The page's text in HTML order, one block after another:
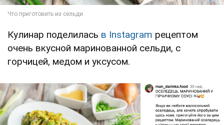
Кулинар поделилась в Instagram рецептом
очень вкусной маринованной сельди, с
горчицей, медом и уксусом.